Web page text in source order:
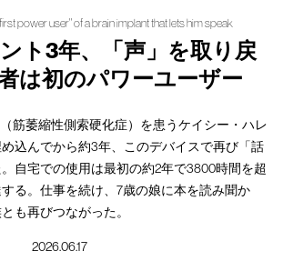
power user" of a brain implant that lets him speak
ト3年、「声」を取り戻
は初のパワーユーザー
筋萎縮性側索硬化症）を患うケイシー・ハレ
込んでから約3年、このデバイスで再び「話
自宅での使用は最初の約2年で3800時間を超
る。仕事を続け、7歳の娘に本を読み聞か
も再びつながった。
2026.06.17